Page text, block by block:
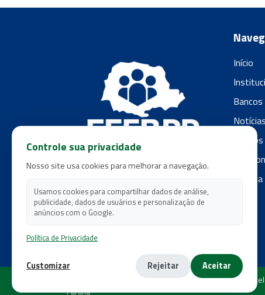
Início
Bancos
Notícias
Filiados
Fale
Copyright 2026 - Federação dos Empregados em
Paraná
Controle sua privacidade
Nosso site usa cookies para melhorar a navegação.
Usamos cookies para compartilhar dados de análise,
publicidade, dados de usuários e personalização de
anúncios com o Google.
Política de Privacidade
Customizar Rejeitar Aceitar